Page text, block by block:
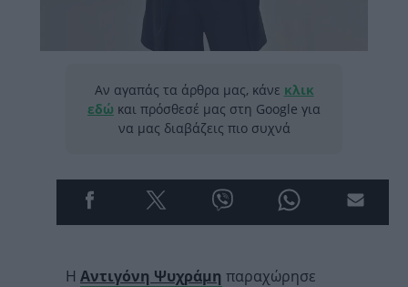
Αν αγαπάς τα άρθρα μας, κάνε κλικ
εδώ και πρόσθεσέ μας στη Google για
να μας διαβάζεις πιο συχνά
Η Αντιγόνη Ψυχράμη παραχώρησε